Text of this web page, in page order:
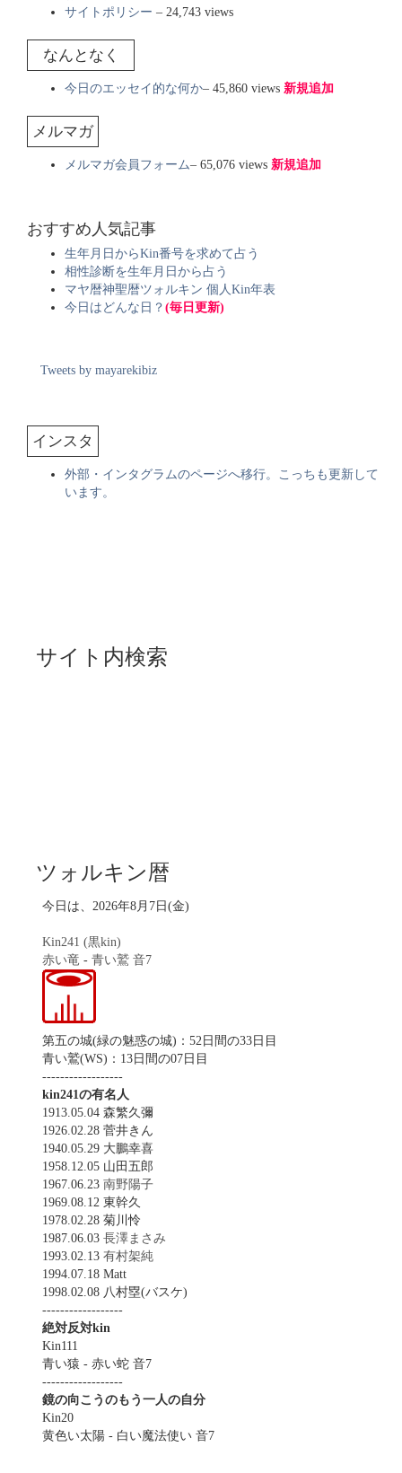
サイトポリシー – 24,743 views
なんとなく
今日のエッセイ的な何か– 45,860 views 新規追加
メルマガ
メルマガ会員フォーム– 65,076 views 新規追加
おすすめ人気記事
生年月日からKin番号を求めて占う
相性診断を生年月日から占う
マヤ暦神聖暦ツォルキン 個人Kin年表
今日はどんな日？ (毎日更新)
Tweets by mayarekibiz
インスタ
外部・インタグラムのページへ移行。こっちも更新して
います。
サイト内検索
ツォルキン暦
今日は、2026年8月7日(金)
Kin241 (黒kin)
赤い竜 - 青い鷲 音7
第五の城(緑の魅惑の城)：52日間の33日目
青い鷲(WS)：13日間の07日目
------------------
kin241の有名人
1913.05.04 森繁久彌
1926.02.28 菅井きん
1940.05.29 大鵬幸喜
1958.12.05 山田五郎
1967.06.23 南野陽子
1969.08.12 東幹久
1978.02.28 菊川怜
1987.06.03 長澤まさみ
1993.02.13 有村架純
1994.07.18 Matt
1998.02.08 八村塁(バスケ)
------------------
絶対反対kin
Kin111
青い猿 - 赤い蛇 音7
------------------
鏡の向こうのもう一人の自分
Kin20
黄色い太陽 - 白い魔法使い 音7